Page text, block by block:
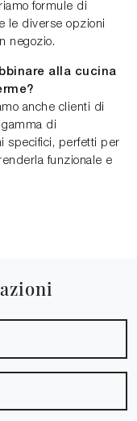
formule di
le diverse opzioni
negozio.
alla cucina
anche clienti di
di
specifici, perfetti per
funzionale e